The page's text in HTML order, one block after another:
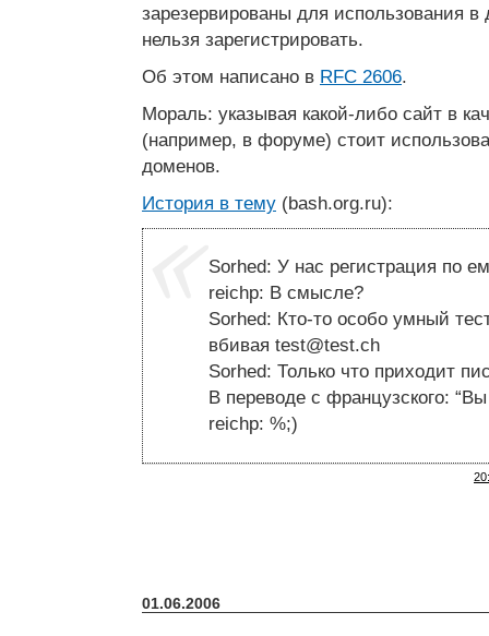
зарезервированы для использования
нельзя зарегистрировать.
Об этом написано в RFC 2606.
Мораль: указывая какой-либо сайт в
(например, в форуме) стоит
доменов.
История в тему (bash.org.ru):
Sorhed: У нас регистрация по
reichp: В смысле?
Sorhed: Кто-то особо умный
вбивая test@test.ch
Sorhed: Только что приходит
В переводе с французского:
reichp: %;)
01.06.2006